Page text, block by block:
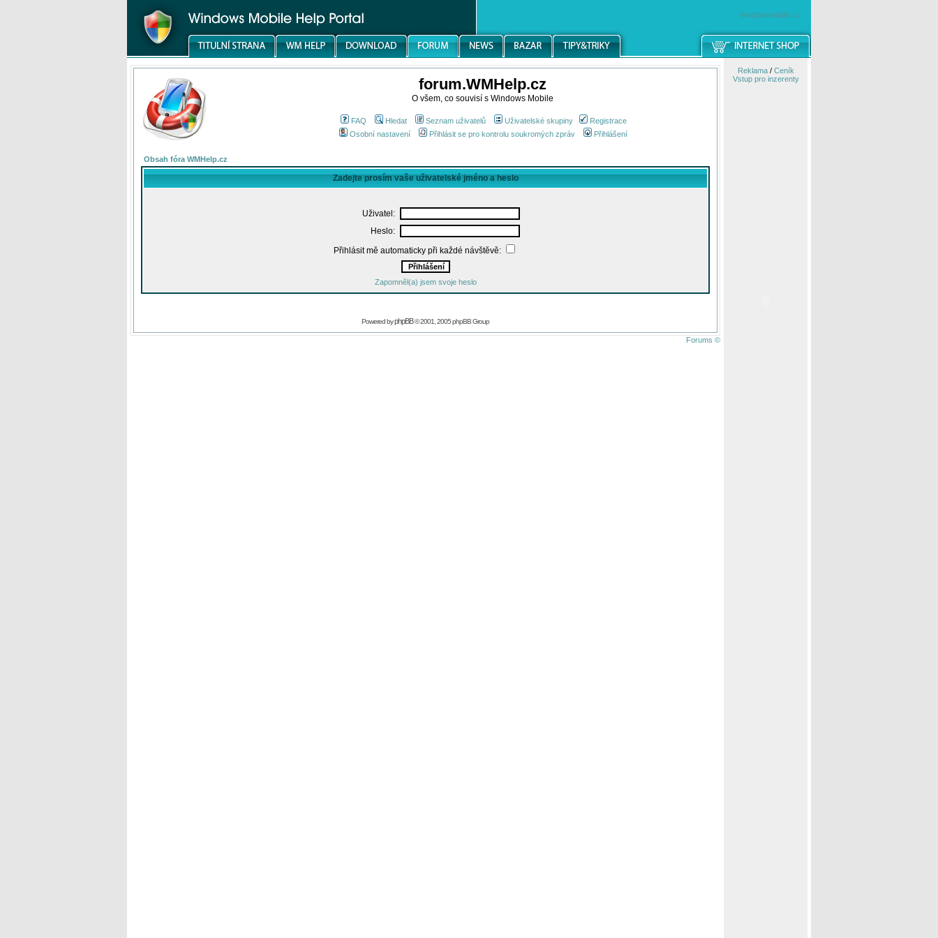
windowsmobile.cz
forum.WMHelp.cz
O všem, co souvisí s Windows Mobile
FAQ Hledat Seznam uživatelů Uživatelské skupiny
Registrace
Osobní nastavení
Přihlásit se pro kontrolu soukromých zpráv Přihlášení
Obsah fóra WMHelp.cz
Zadejte prosím vaše uživatelské jméno a heslo
Uživatel:
Heslo:
Přihlásit mě automaticky při každé návštěvě:
Zapomněl(a) jsem svoje heslo
Powered byphpBB© 2001, 2005 phpBB Group
Forums ©
Reklama/ Ceník
Vstup pro inzerenty